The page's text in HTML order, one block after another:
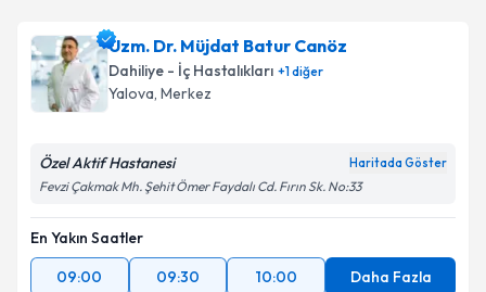
Uzm. Dr. Müjdat Batur Canöz
Dahiliye - İç Hastalıkları +1diğer
Yalova, Merkez
Özel Aktif Hastanesi Haritada Göster
Fevzi Çakmak Mh. Şehit Ömer Faydalı Cd. Fırın Sk. No:33
En Yakın Saatler
09:00
09:30 10:00 Daha Fazla